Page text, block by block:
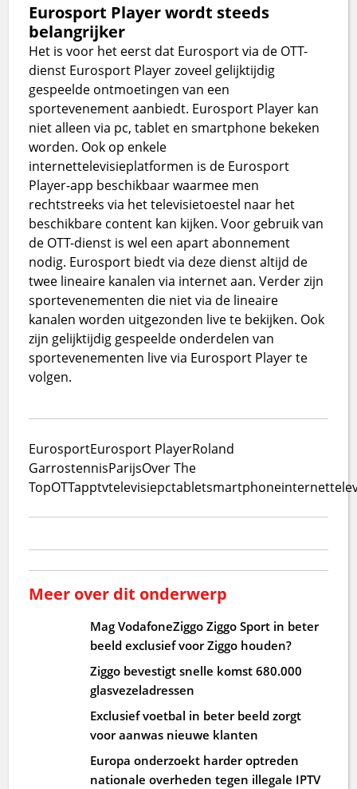
Eurosport Player wordt steeds
belangrijker
Het is voor het eerst dat Eurosport via de OTT-
dienst Eurosport Player zoveel gelijktijdig
gespeelde ontmoetingen van een
sportevenement aanbiedt. Eurosport Player kan
niet alleen via pc, tablet en smartphone bekeken
worden. Ook op enkele
internettelevisieplatformen is de Eurosport
Player-app beschikbaar waarmee men
rechtstreeks via het televisietoestel naar het
beschikbare content kan kijken. Voor gebruik van
de OTT-dienst is wel een apart abonnement
nodig. Eurosport biedt via deze dienst altijd de
twee lineaire kanalen via internet aan. Verder zijn
sportevenementen die niet via de lineaire
kanalen worden uitgezonden live te bekijken. Ook
zijn gelijktijdig gespeelde onderdelen van
sportevenementen live via Eurosport Player te
volgen.
EurosportEurosport PlayerRoland
GarrostennisParijsOver The
TopOTTapptvtelevisiepctabletsmartphone
Meer over dit onderwerp
Mag VodafoneZiggo Ziggo Sport in beter
beeld exclusief voor Ziggo houden?
Ziggo bevestigt snelle komst 680.000
glasvezeladressen
Exclusief voetbal in beter beeld zorgt
voor aanwas nieuwe klanten
Europa onderzoekt harder optreden
nationale overheden tegen illegale IPTV